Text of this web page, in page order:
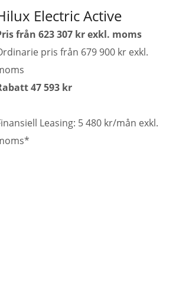
Electric Active
från 623 307 kr exkl. moms
pris från 679 900 kr exkl.
47 593 kr
Leasing: 5 480 kr/mån exkl.